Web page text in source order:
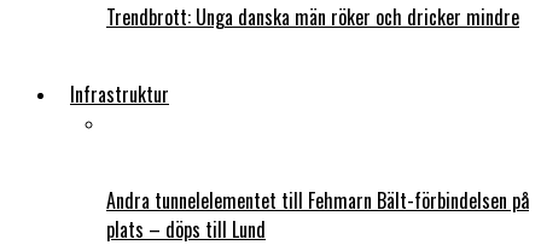
Trendbrott: Unga danska män röker och dricker mindre
Infrastruktur
Andra tunnelelementet till Fehmarn Bält-förbindelsen på
plats – döps till Lund